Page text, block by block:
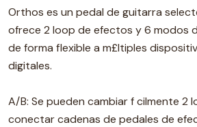
Orthos es un pedal de guitarra
ofrece 2 loop de efectos y 6 modos
de forma flexible a m£ltiples
digitales.
A/B: Se pueden cambiar f cilmente 2
conectar cadenas de pedales de